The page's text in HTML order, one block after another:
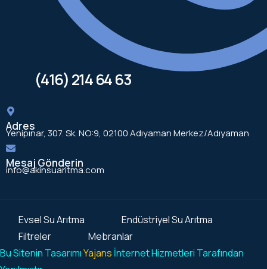
(416) 214 64 63
Adres
Yenipınar, 307. Sk. NO:9, 02100 Adıyaman Merkez/Adıyaman
Mesaj Gönderin
info@akinsuaritma.com
Bu Sitenin TasarımıYajans İnternet Hizmetleri Tarafından
Evsel Su Arıtma
Endüstriyel Su Arıtma
Filtreler
Mebranlar